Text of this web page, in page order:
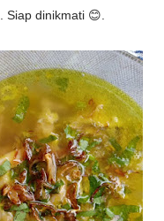
Siap dinikmati 😊.